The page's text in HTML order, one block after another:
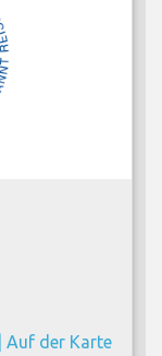
Auf der Karte